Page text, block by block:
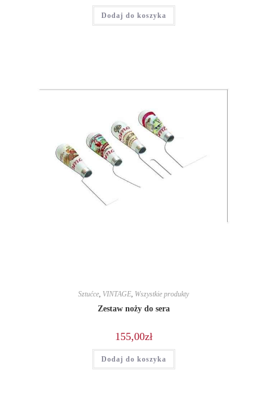
Dodaj do koszyka
Sztućce, VINTAGE, Wszystkie produkty
Zestaw noży do sera
155,00zł
Dodaj do koszyka